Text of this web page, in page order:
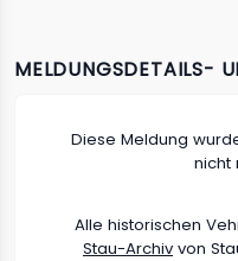
MELDUNGSDETAILS-
Diese Meldung
nicht
Alle historischen
Stau-Archiv von